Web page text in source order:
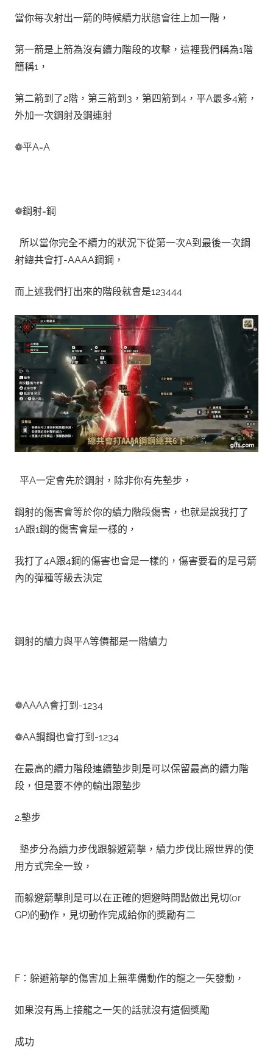
當你每次射出一箭的時候續力狀態會往上加一階，
第一箭是上箭為沒有續力階段的攻擊，這裡我們稱為1階
簡稱1 ，
第二箭到了2階，第三箭到3，第四箭到4，平A最多4箭，
外加一次鋼射及鋼連射
❁平A=A
❁鋼射=鋼
所以當你完全不續力的狀況下從第一次A到最後一次鋼
射總共會打-AAAA鋼鋼，
而上述我們打出來的階段就會是123444
平A一定會先於鋼射，除非你有先墊步，
鋼射的傷害會等於你的續力階段傷害，也就是說我打了
1A跟1鋼的傷害會是一樣的，
我打了4A跟4鋼的傷害也會是一樣的，傷害要看的是弓箭
內的彈種等級去決定
鋼射的續力與平A等價都是一階續力
❁AAAA會打到-1234
❁AA鋼鋼也會打到-1234
在最高的續力階段連續墊步則是可以保留最高的續力階
段，但是要不停的輸出跟墊步
2.墊步
墊步分為續力步伐跟躲避箭擊 ，續力步伐比照世界的使
用方式完全一致，
而躲避箭擊則是可以在正確的迴避時間點做出見切(or
GP)的動作，見切動作完成給你的獎勵有二
F：躲避箭擊的傷害加上無準備動作的龍之一矢發動，
如果沒有馬上接龍之一矢的話就沒有這個獎勵
成功